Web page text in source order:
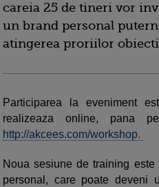
careia 25 de tineri vor
un brand personal
atingerea proriilor
Participarea la eveniment
realizeaza online, pana
http://akcees.com/workshop.
Noua sesiune de training
personal, care poate deveni